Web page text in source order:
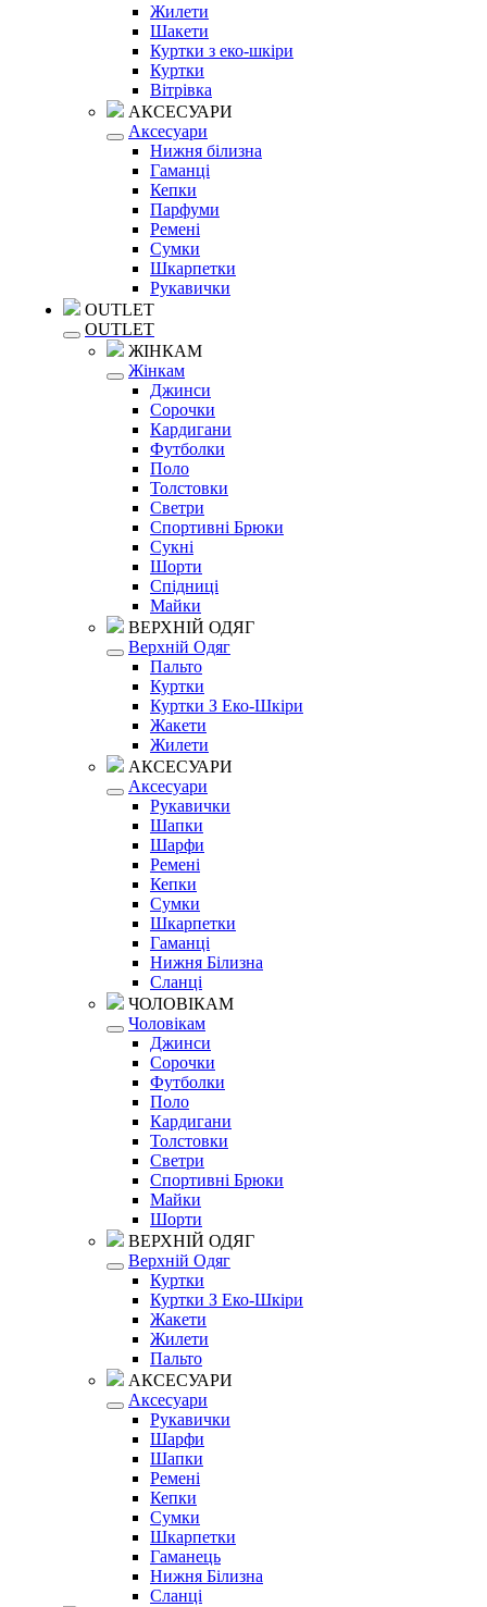
Жилети
Шакети
Куртки з еко-шкіри
Куртки
Вітрівка
АКСЕСУАРИ
Аксесуари
Нижня білизна
Гаманці
Кепки
Парфуми
Ремені
Сумки
Шкарпетки
Рукавички
OUTLET
OUTLET
ЖІНКАМ
Жінкам
Джинси
Сорочки
Кардигани
Футболки
Поло
Толстовки
Светри
Спортивні Брюки
Сукні
Шорти
Спідниці
Майки
ВЕРХНІЙ ОДЯГ
Верхній Одяг
Пальто
Куртки
Куртки З Еко-Шкіри
Жакети
Жилети
АКСЕСУАРИ
Аксесуари
Рукавички
Шапки
Шарфи
Ремені
Кепки
Сумки
Шкарпетки
Гаманці
Нижня Білизна
Сланці
ЧОЛОВІКАМ
Чоловікам
Джинси
Сорочки
Футболки
Поло
Кардигани
Толстовки
Светри
Спортивні Брюки
Майки
Шорти
ВЕРХНІЙ ОДЯГ
Верхній Одяг
Куртки
Куртки З Еко-Шкіри
Жакети
Жилети
Пальто
АКСЕСУАРИ
Аксесуари
Рукавички
Шарфи
Шапки
Ремені
Кепки
Сумки
Шкарпетки
Гаманець
Нижня Білизна
Сланці